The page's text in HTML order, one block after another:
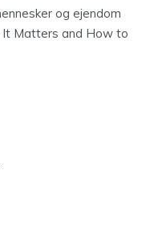
og ejendom
It Matters and How to